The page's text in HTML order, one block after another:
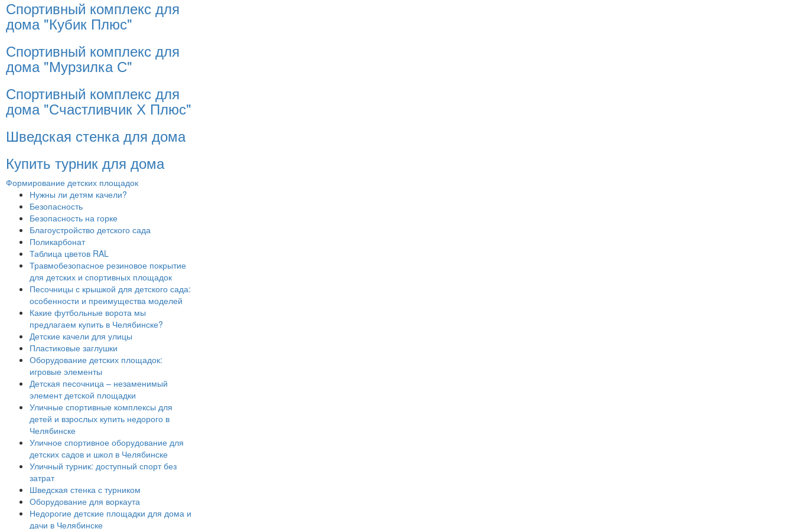
Спортивный комплекс для
дома "Кубик Плюс"
Спортивный комплекс для
дома "Мурзилка С"
Спортивный комплекс для
дома "Счастливчик Х Плюс"
Шведская стенка для дома
Купить турник для дома
Формирование детских площадок
Нужны ли детям качели?
Безопасность
Безопасность на горке
Благоустройство детского сада
Поликарбонат
Таблица цветов RAL
Травмобезопасное резиновое покрытие
для детских и спортивных площадок
Песочницы с крышкой для детского сада:
особенности и преимущества моделей
Какие футбольные ворота мы
предлагаем купить в Челябинске?
Детские качели для улицы
Пластиковые заглушки
Оборудование детских площадок:
игровые элементы
Детская песочница – незаменимый
элемент детской площадки
Уличные спортивные комплексы для
детей и взрослых купить недорого в
Челябинске
Уличное спортивное оборудование для
детских садов и школ в Челябинске
Уличный турник: доступный спорт без
затрат
Шведская стенка с турником
Оборудование для воркаута
Недорогие детские площадки для дома и
дачи в Челябинске